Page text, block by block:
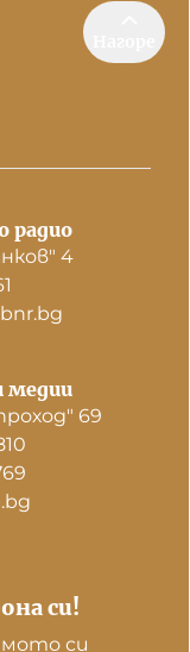
радио
4
си!
си
медии
69